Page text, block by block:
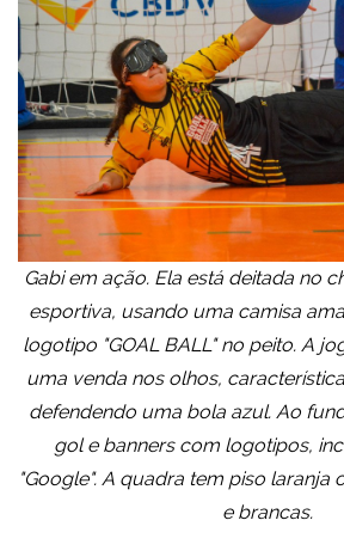
Gabi em ação. Ela está deitada no
esportiva, usando uma camisa
logotipo "GOAL BALL" no peito. A
uma venda nos olhos,
defendendo uma bola azul. Ao
gol e banners com logotipos,
"Google". A quadra tem piso laranja
e brancas.